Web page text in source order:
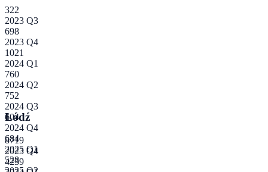
322
2023 Q3
698
2023 Q4
1021
2024 Q1
760
2024 Q2
752
2024 Q3
604
2024 Q4
684
2025 Q1
528
Łódź
8719
2023 Q4
4239